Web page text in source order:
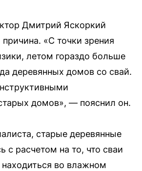
Дмитрий Яскоркий
«С точки зрения
летом гораздо больше
деревянных домов со свай.
домов», — пояснил он.
старые деревянные
с расчетом на то, что сваи
находиться во влажном